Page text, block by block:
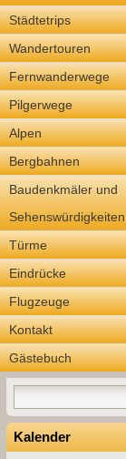
Städtetrips
Wandertouren
Fernwanderwege
Pilgerwege
Alpen
Bergbahnen
Baudenkmäler und
Sehenswürdigkeiten
Türme
Eindrücke
Flugzeuge
Kontakt
Gästebuch
Kalender